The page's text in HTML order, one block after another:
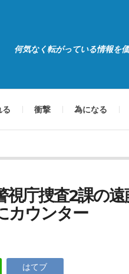
何気なく転がっている情報を
る 衝撃 為になる
庁捜査2課の
カウンター
はてブ